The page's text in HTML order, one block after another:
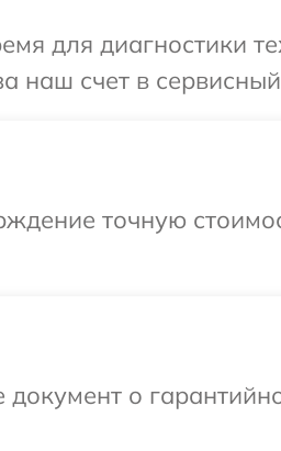
для диагностики
наш счет в
точную
о